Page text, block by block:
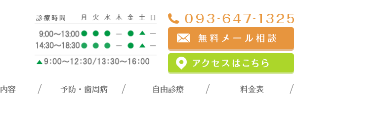
容 予防・歯周病 自由診療 料金表